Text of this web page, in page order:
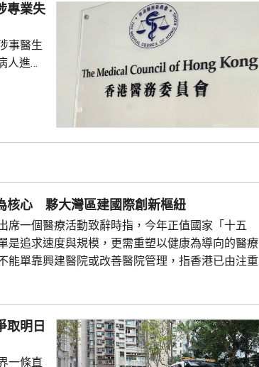
專業失
事醫生
人進行
物，遺
核心 夥大灣區建國際創新樞紐
席一個醫療活動致辭時指，今年正值國家「十五
是追求速度與規模，更需重塑以健康為導向的醫療
能單靠興建醫院或改善醫院管理，指香港已由注重
改革的核心，透過地區康健中心和「基層醫療共
取明日
一條直